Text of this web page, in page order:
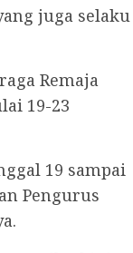
juga selaku
Remaja
19-23
19 sampai
Pengurus